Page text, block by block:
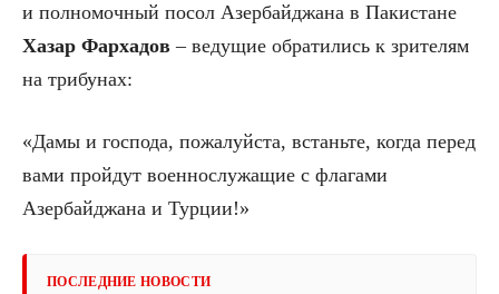
и полномочный посол Азербайджана в Пакистане
Хазар Фархадов – ведущие обратились к зрителям
на трибунах:
«Дамы и господа, пожалуйста, встаньте, когда перед
вами пройдут военнослужащие с флагами
Азербайджана и Турции!»
ПОСЛЕДНИЕ НОВОСТИ